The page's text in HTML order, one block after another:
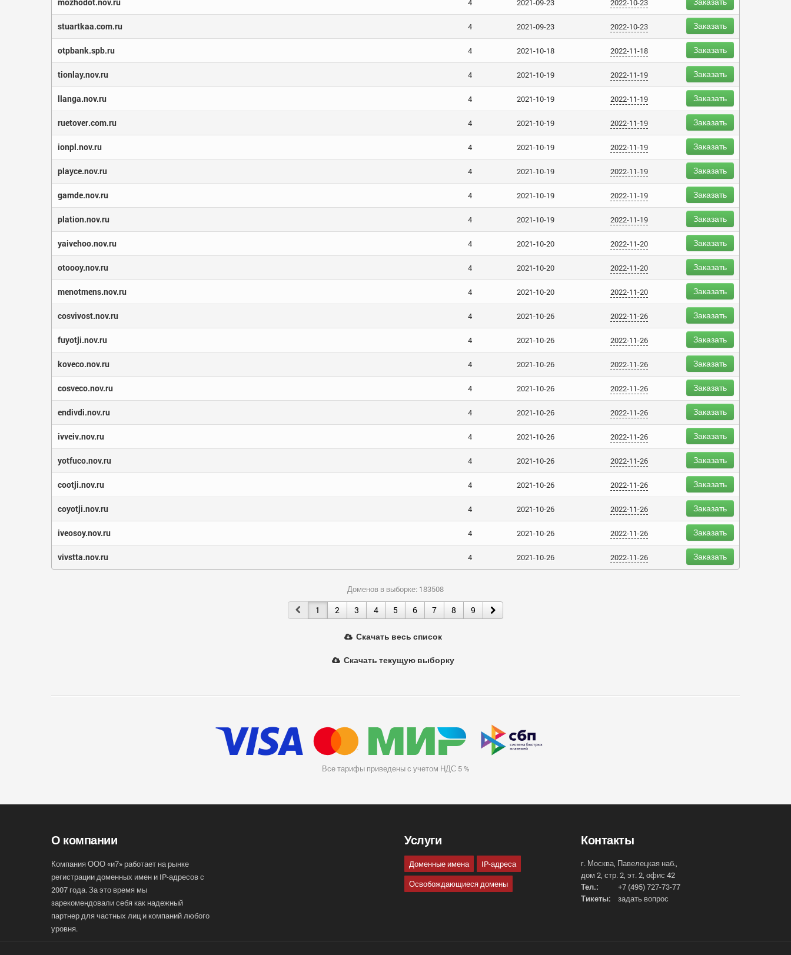
4 2021-09-23 2022-10-23
stuartkaa.com.ru 4 2021-09-23 2022-10-23 Заказать
otpbank.spb.ru 4 2021-10-18 2022-11-18 Заказать
tionlay.nov.ru 4 2021-10-19 2022-11-19 Заказать
llanga.nov.ru 4 2021-10-19 2022-11-19 Заказать
ruetover.com.ru 4 2021-10-19 2022-11-19 Заказать
ionpl.nov.ru 4 2021-10-19 2022-11-19 Заказать
playce.nov.ru 4 2021-10-19 2022-11-19 Заказать
gamde.nov.ru 4 2021-10-19 2022-11-19 Заказать
plation.nov.ru 4 2021-10-19 2022-11-19 Заказать
yaivehoo.nov.ru 4 2021-10-20 2022-11-20 Заказать
otoooy.nov.ru 4 2021-10-20 2022-11-20 Заказать
menotmens.nov.ru 4 2021-10-20 2022-11-20 Заказать
cosvivost.nov.ru 4 2021-10-26 2022-11-26 Заказать
fuyotji.nov.ru 4 2021-10-26 2022-11-26 Заказать
koveco.nov.ru 4 2021-10-26 2022-11-26 Заказать
cosveco.nov.ru 4 2021-10-26 2022-11-26 Заказать
endivdi.nov.ru 4 2021-10-26 2022-11-26 Заказать
ivveiv.nov.ru 4 2021-10-26 2022-11-26 Заказать
yotfuco.nov.ru 4 2021-10-26 2022-11-26 Заказать
cootji.nov.ru 4 2021-10-26 2022-11-26 Заказать
coyotji.nov.ru 4 2021-10-26 2022-11-26 Заказать
iveosoy.nov.ru 4 2021-10-26 2022-11-26 Заказать
vivstta.nov.ru 4 2021-10-26 2022-11-26 Заказать
Доменов в выборке: 183508
1 2 3 4 5 6 7 8 9
Скачать весь список
Скачать текущую выборку
Все тарифы приведены с учетом НДС 5 %
О компании
Компания ООО «и7» работает на рынке
регистрации доменных имен и IP-адресов с
2007 года. За это время мы
зарекомендовали себя как надежный
партнер для частных лиц и компаний любого
уровня.
Услуги
Доменные имена
IP-адреса
Освобождающиеся домены
Контакты
г. Москва, Павелецкая наб.,
дом 2, стр. 2, эт. 2, офис 42
Тел.:
+7 (495) 727-73-77
Тикеты:
задать вопрос